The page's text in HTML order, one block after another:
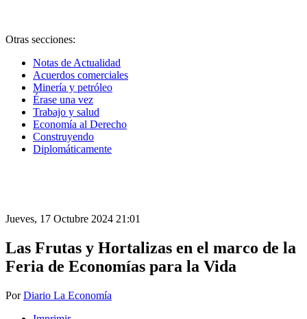
Otras secciones:
Notas de Actualidad
Acuerdos comerciales
Minería y petróleo
Érase una vez
Trabajo y salud
Economía al Derecho
Construyendo
Diplomáticamente
Jueves, 17 Octubre 2024 21:01
Las Frutas y Hortalizas en el marco de la
Feria de Economías para la Vida
PorDiario La Economía